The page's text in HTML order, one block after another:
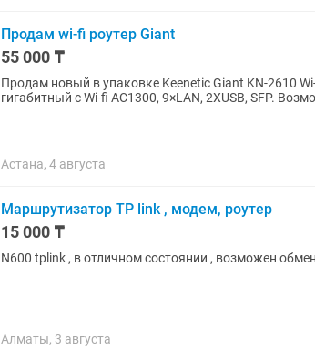
Продам wi-fi роутер Giant
55 000 ₸
Продам новый в упаковке Keenetic Giant KN-2610
гигабитный с Wi-fi AC1300, 9×LAN, 2XUSB, SFP.
Астана, 4 августа
Маршрутизатор TP link , модем, роутер
15 000 ₸
N600 tplink , в отличном состоянии , возможен
Алматы, 3 августа